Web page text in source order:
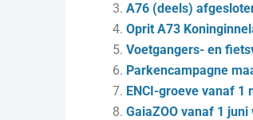
A76 (deels)
Oprit A73
Voetgangers- en
Parkencampagne
ENCI-groeve vanaf
GaiaZOO vanaf 1 juni